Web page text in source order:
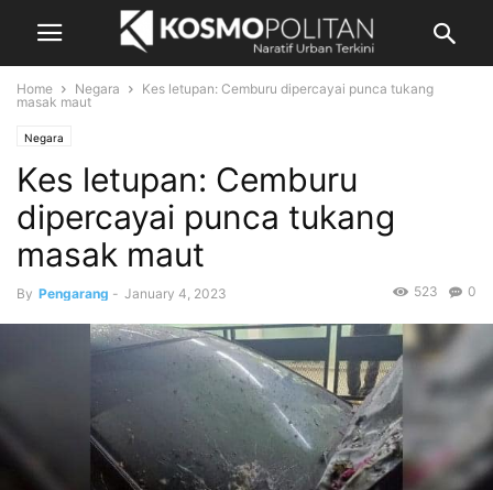
Home Negara
Kes letupan: Cemburu dipercayai punca tukang
masak maut
Negara
Kes letupan: Cemburu
dipercayai punca tukang
masak maut
By Pengarang - January 4, 2023 0
523